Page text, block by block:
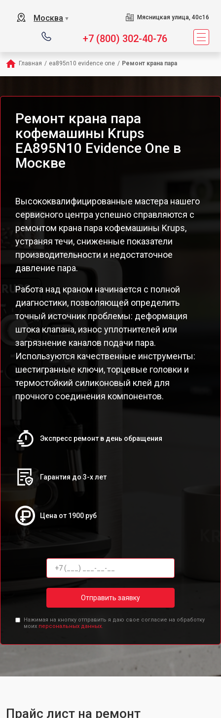
Москва ▼ Мясницкая улица, 40с16
+7 (800) 302-40-76
Главная / ea895n10 evidence one / Ремонт крана пара
Ремонт крана пара
кофемашины Krups
EA895N10 Evidence One в
Москве
Высококвалифицированные мастера нашего
сервисного центра успешно справляются с
ремонтом крана пара кофемашины Krups,
устраняя течи, сниженные показатели
производительности и недостаточное
давление пара.
Работа над краном начинается с полной
диагностики, позволяющей определить
точный источник проблемы: деформация
штока клапана, износ уплотнителей или
загрязнение каналов подачи пара.
Используются качественные инструменты:
шестигранные ключи, торцевые головки и
термостойкий силиконовый клей для
прочного соединения компонентов.
Экспресс ремонт в день обращения
Гарантия до 3-х лет
Цена от 1900 руб
Отправить заявку
Нажимая на кнопку отправить я даю свое согласие на обработку
моих персональных данных.
Прайс лист на ремонт